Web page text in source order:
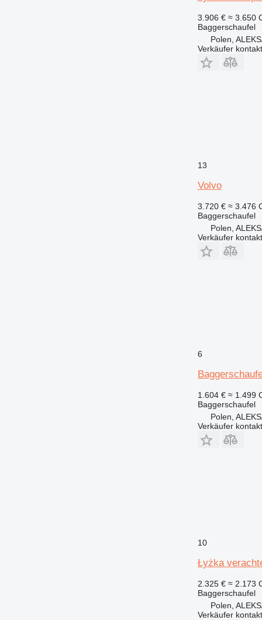
3.906 € ≈ 3.650
Baggerschaufel
Polen,
Verkäufer
13
Volvo
3.720 € ≈ 3.476
Baggerschaufel
Polen,
Verkäufer
6
1.604 € ≈ 1.499
Baggerschaufel
Polen,
Verkäufer
10
Łyżka
2.325 € ≈ 2.173
Baggerschaufel
Polen,
Verkäufer